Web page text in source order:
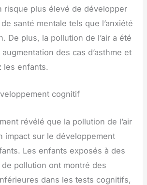
risque plus élevé de développer
santé mentale tels que l’anxiété
De plus, la pollution de l’air a été
des cas d’asthme et
les enfants.
cognitif
révélé que la pollution de l’air
impact sur le développement
Les enfants exposés à des
pollution ont montré des
dans les tests cognitifs,